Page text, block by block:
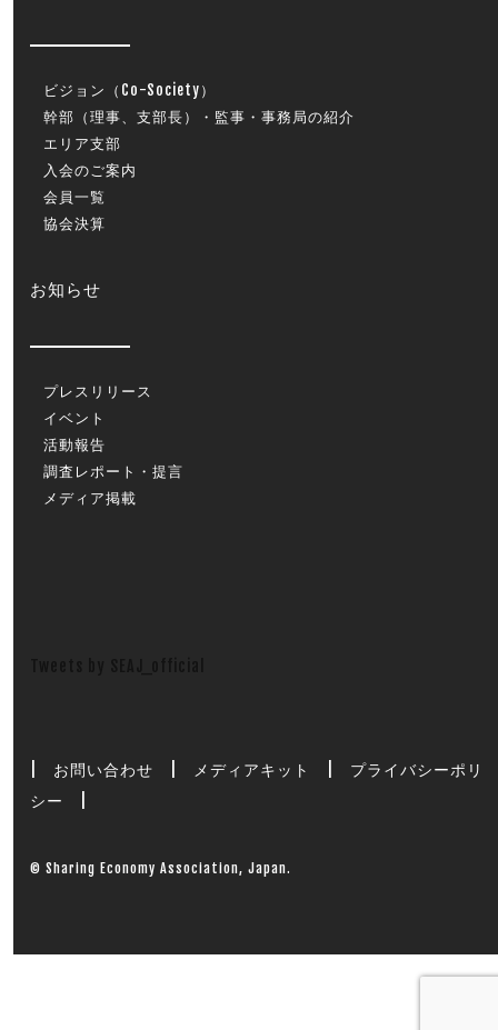
ビジョン（Co-Society）
幹部（理事、支部長）・監事・事務局の紹介
エリア支部
入会のご案内
会員一覧
協会決算
お知らせ
プレスリリース
イベント
活動報告
調査レポート・提言
メディア掲載
お問い合わせ メディアキット
プライバシーポリ
シー
© Sharing Economy Association, Japan.